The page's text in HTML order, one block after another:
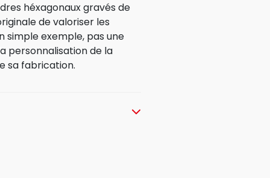
héxagonaux gravés de
de valoriser les
simple exemple, pas une
personnalisation de la
sa fabrication.